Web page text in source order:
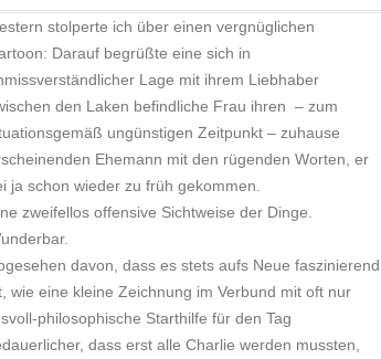
stolperte ich über einen vergnüglichen
Darauf begrüßte eine sich in
Lage mit ihrem Liebhaber
den Laken befindliche Frau ihren – zum
ungünstigen Zeitpunkt – zuhause
Ehemann mit den rügenden Worten, er
ja schon wieder zu früh gekommen.
zweifellos offensive Sichtweise der Dinge.
davon, dass es stets aufs Neue faszinierend
wie eine kleine Zeichnung im Verbund mit oft nur
philosophische Starthilfe für den Tag
dass erst alle Charlie werden mussten,